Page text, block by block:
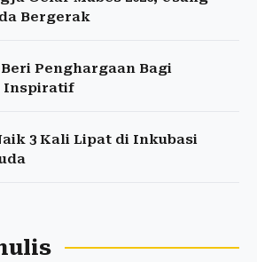
Bergerak
Penghargaan Bagi
Inspiratif
3 Kali Lipat di Inkubasi